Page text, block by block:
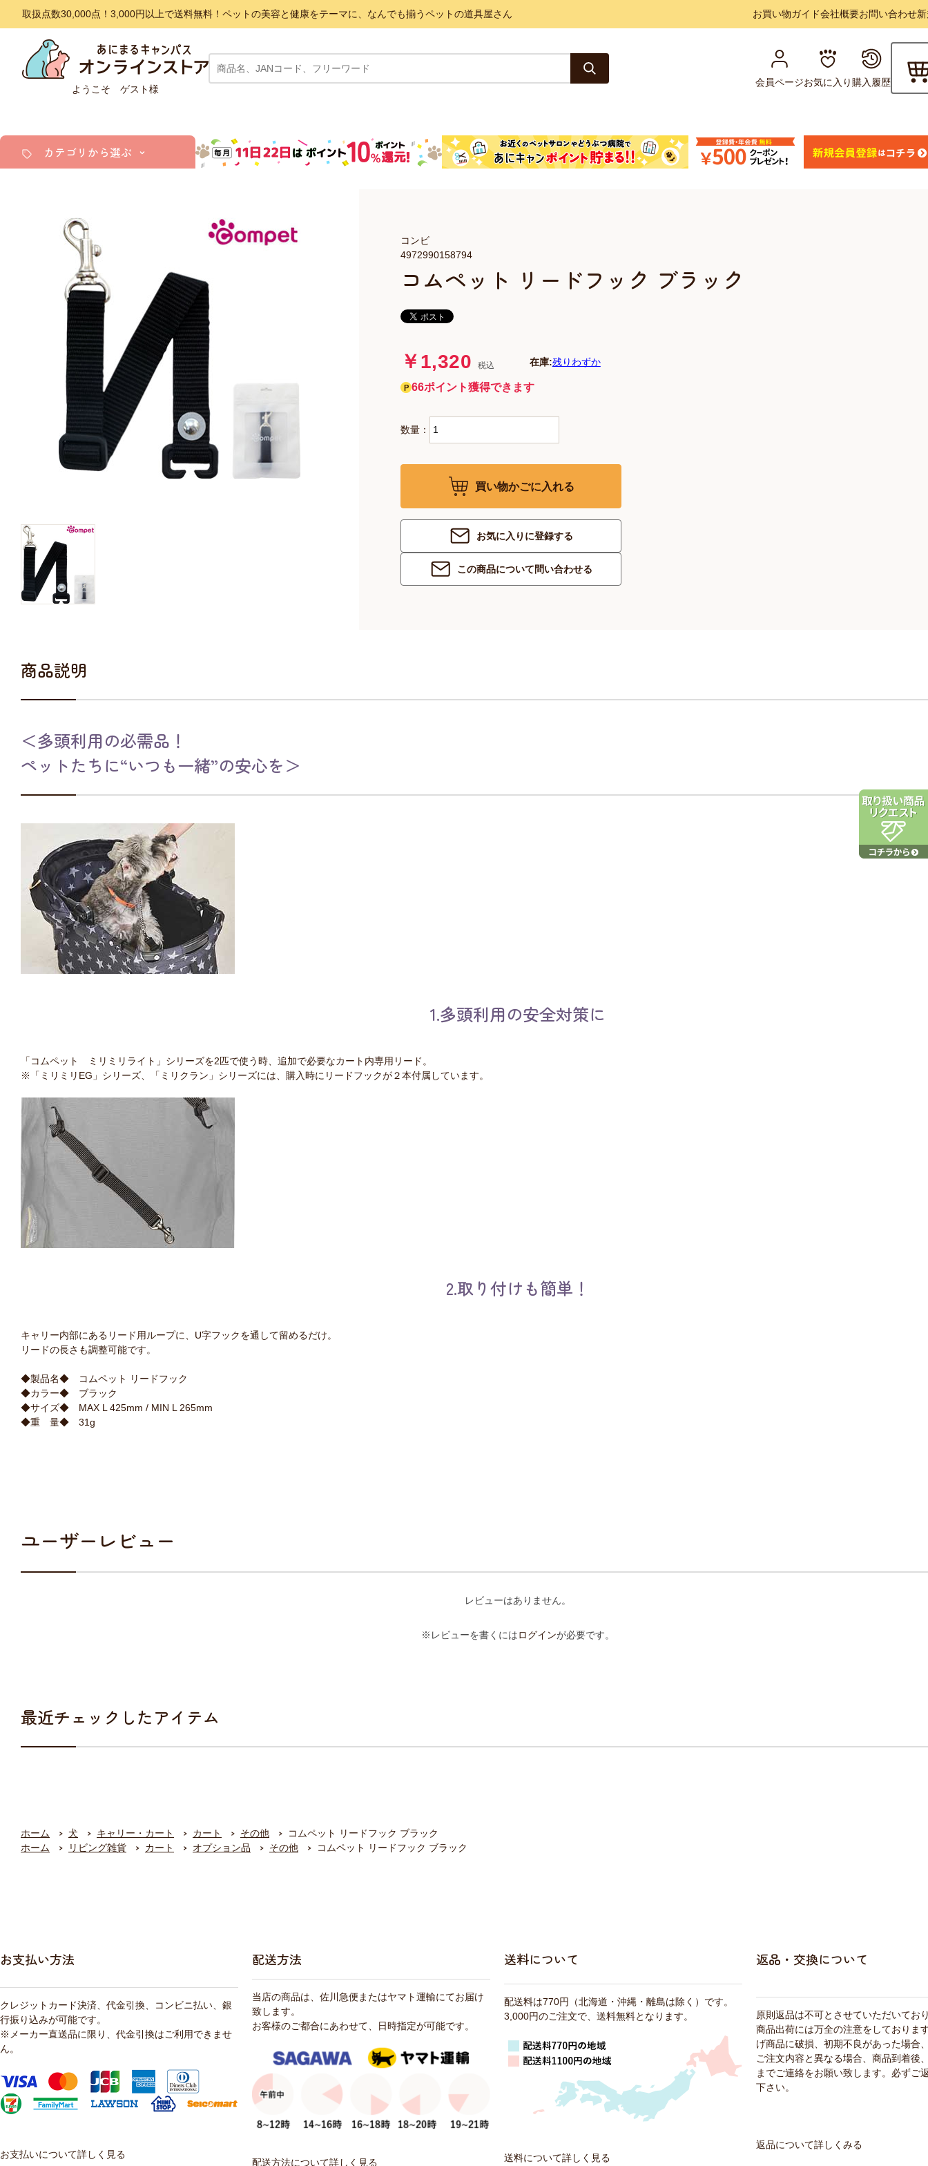
取扱点数30,000点！3,000円以上で送料無料！ペットの美容と健康をテーマに、なんでも揃うペットの道具屋さん お買い物ガイド会社概要お問い合わせ
ようこそ ゲスト様
会員ページお気に入り購入履歴
カテゴリから選ぶ
小動物・鳥
アクア・爬虫類・昆虫
ドッグフード
キャットフード
美容・ケア用品
服・おさんぽ用品
日用品（デイリー）
リビング雑貨
トリマーグッズ
シニアサポート
コムペット リードフック ブラック
4972990158794
コンビ
￥1,320 税込 在庫:残りわずか
66ポイント獲得できます
数量：
買い物かごに入れる
お気に入りに登録する
この商品について問い合わせる
商品説明
＜多頭利用の必需品！
ペットたちに“いつも一緒”の安心を＞
1.多頭利用の安全対策に
「コムペット ミリミリライト」シリーズを2匹で使う時、追加で必要なカート内専用リード。
※「ミリミリEG」シリーズ、「ミリクラン」シリーズには、購入時にリードフックが２本付属しています。
2.取り付けも簡単！
キャリー内部にあるリード用ループに、U字フックを通して留めるだけ。
リードの長さも調整可能です。
◆製品名◆ コムペット リードフック
◆カラー◆ ブラック
◆サイズ◆ MAX L 425mm / MIN L 265mm
◆重 量◆ 31g
ユーザーレビュー
レビューはありません。
※レビューを書くにはログインが必要です。
最近チェックしたアイテム
ホーム 犬 キャリー・カート カート その他
コムペット リードフック ブラック
ホーム
リビング雑貨 カート オプション品 その他 コムペット リードフック ブラック
お支払い方法
クレジットカード決済、代金引換、コンビニ払い、銀
行振り込みが可能です。
※メーカー直送品に限り、代金引換はご利用できませ
ん。
お支払いについて詳しく見る
配送方法
当店の商品は、佐川急便またはヤマト運輸にてお届け
致します。
お客様のご都合にあわせて、日時指定が可能です。
配送方法について詳しく見る
送料について
配送料は770円（北海道・沖縄・離島は除く）です。
3,000円のご注文で、送料無料となります。
送料について詳しく見る
返品・交換について
原則返品は不可とさせていただいてお
商品出荷には万全の注意をしておりま
げ商品に破損、初期不良があった場合
ご注文内容と異なる場合、商品到着後
までご連絡をお願い致します。必ずご
下さい。
返品について詳しくみる